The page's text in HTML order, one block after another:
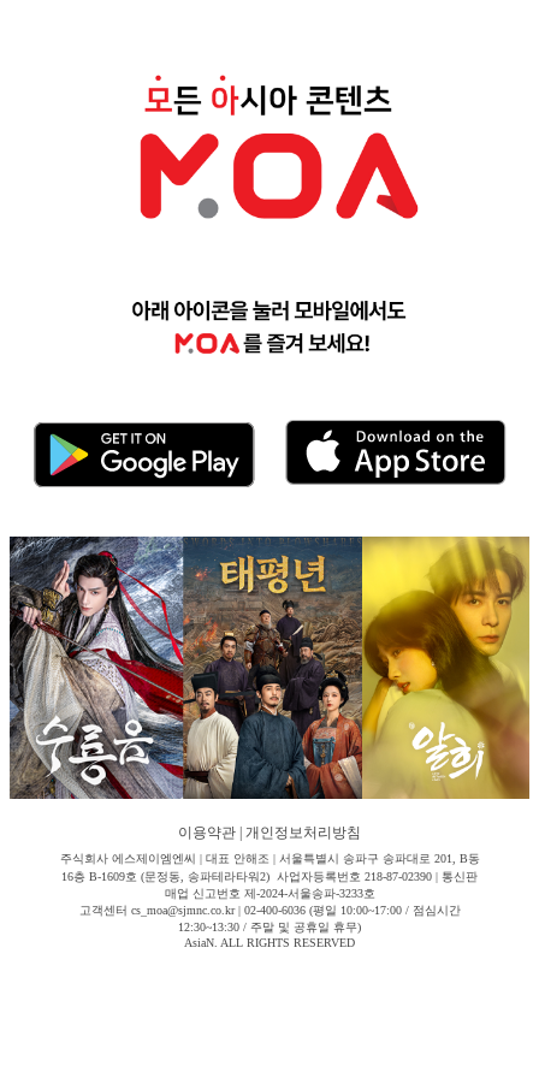
이용약관 개인정보처리방침
주식회사 에스제이엠엔씨 | 대표 안해조 | 서울특별시 송파구 송파대로 201, B동
16층 B-1609호 (문정동, 송파테라타워2) 사업자등록번호 218-87-02390 | 통신판
매업 신고번호 제-2024-서울송파-3233호
고객센터 cs_moa@sjmnc.co.kr | 02-400-6036 (평일 10:00~17:00 / 점심시간
12:30~13:30 / 주말 및 공휴일 휴무)
AsiaN. ALL RIGHTS RESERVED